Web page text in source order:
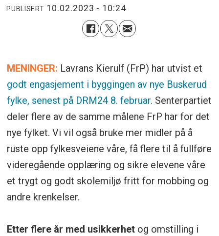
PUBLISERT 10.02.2023 - 10:24
MENINGER: Lavrans Kierulf (FrP) har utvist et
godt engasjement i byggingen av nye Buskerud
fylke, senest på DRM24 8. februar. Senterpartiet
deler flere av de samme målene FrP har for det
nye fylket. Vi vil også bruke mer midler på å
ruste opp fylkesveiene våre, få flere til å fullføre
videregående opplæring og sikre elevene våre
et trygt og godt skolemiljø fritt for mobbing og
andre krenkelser.
Etter flere år med usikkerhet og omstilling i